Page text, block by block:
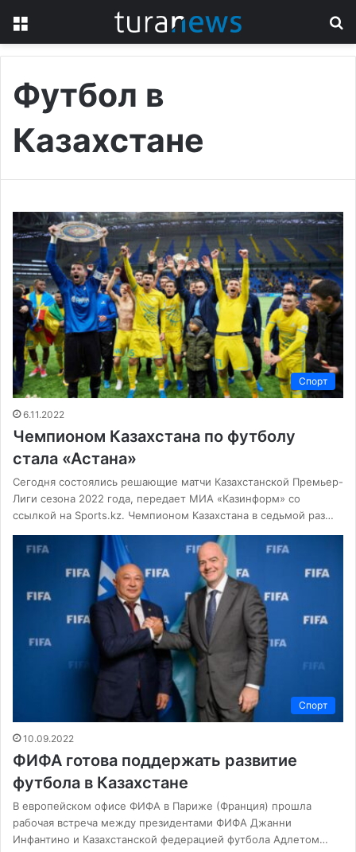
Футбол в
Казахстане
Спорт
6.11.2022
Чемпионом Казахстана по футболу
стала «Астана»
Сегодня состоялись решающие матчи Казахстанской Премьер-
Лиги сезона 2022 года, передает МИА «Казинформ» со
ссылкой на Sports.kz. Чемпионом Казахстана в седьмой раз…
Спорт
10.09.2022
ФИФА готова поддержать развитие
футбола в Казахстане
В европейском офисе ФИФА в Париже (Франция) прошла
рабочая встреча между президентами ФИФА Джанни
Инфантино и Казахстанской федерацией футбола Адлетом…